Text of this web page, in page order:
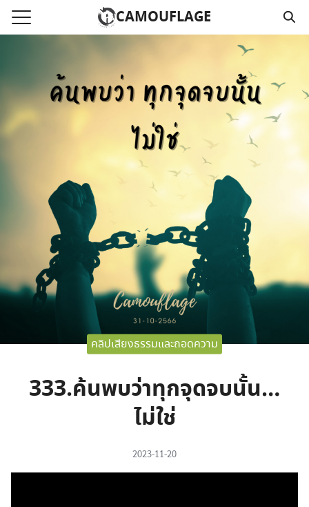
Skip
CAMOUFLAGE
ก
ามคลิปเสียงธรรม
งสือออนไลน์
คลิปเสียงธรรมและถอดความ
333.ค้นพบว่าทุกจุดจบนั้น…
ไม่ใช่
2023-11-20